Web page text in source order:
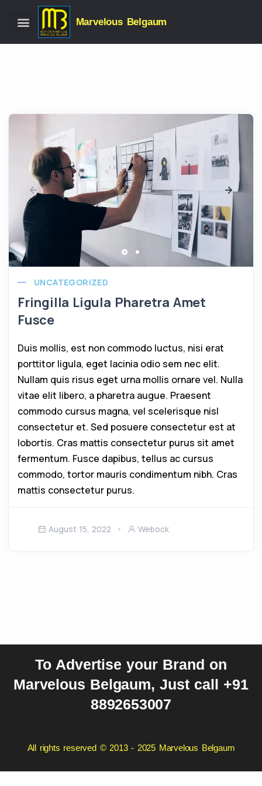
Marvelous Belgaum
UNCATEGORIZED
Fringilla Ligula Pharetra Amet
Fusce
Duis mollis, est non commodo luctus, nisi erat
porttitor ligula, eget lacinia odio sem nec elit.
Nullam quis risus eget urna mollis ornare vel. Nulla
vitae elit libero, a pharetra augue. Praesent
commodo cursus magna, vel scelerisque nisl
consectetur et. Sed posuere consectetur est at
lobortis. Cras mattis consectetur purus sit amet
fermentum. Fusce dapibus, tellus ac cursus
commodo, tortor mauris condimentum nibh. Cras
mattis consectetur purus.
August 15, 2022 Webock
To Advertise your Brand on
Marvelous Belgaum, Just call +91
8892653007
All rights reserved © 2013 - 2025 Marvelous Belgaum